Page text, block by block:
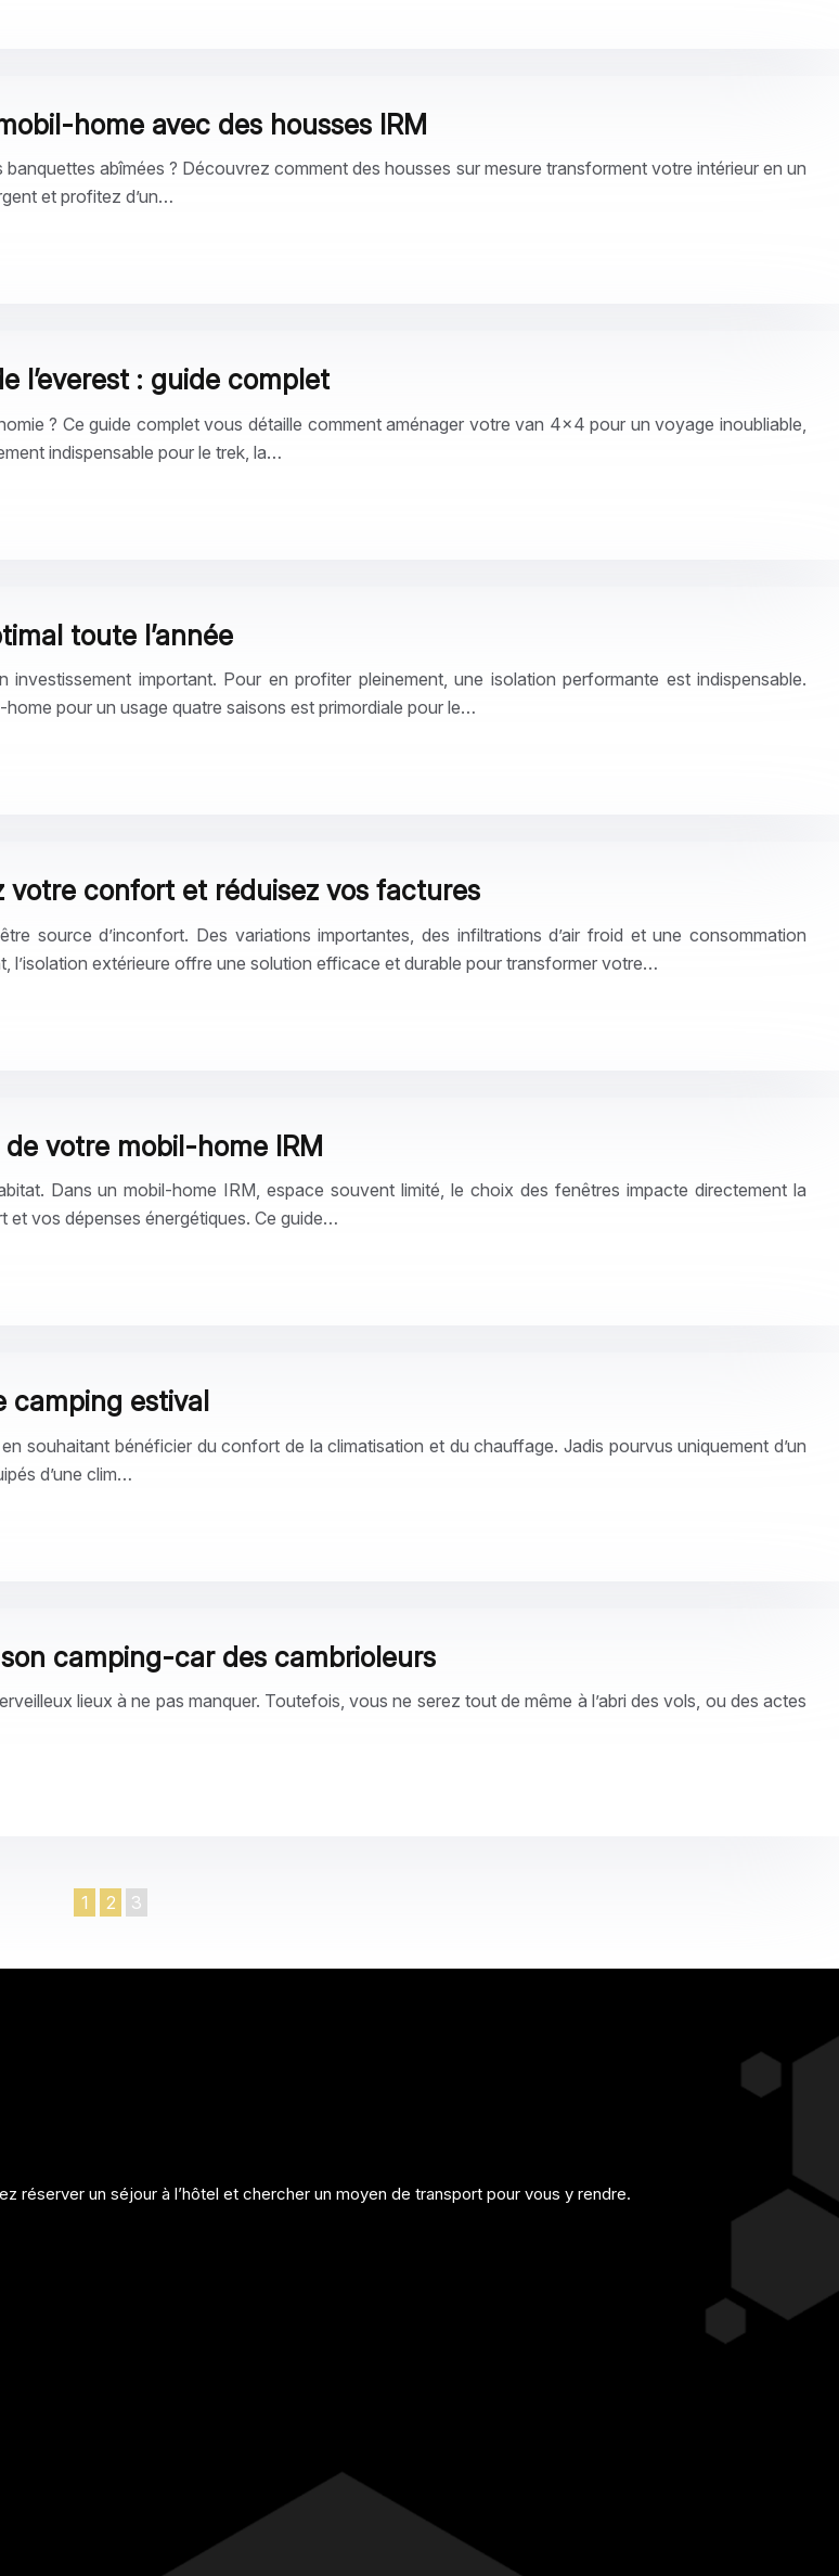
home avec des housses IRM
abîmées ? Découvrez comment des housses sur mesure transforment votre intérieur en un
et profitez d’un…
l’everest : guide complet
? Ce guide complet vous détaille comment aménager votre van 4×4 pour un voyage inoubliable,
indispensable pour le trek, la…
toute l’année
important. Pour en profiter pleinement, une isolation performante est indispensable.
home pour un usage quatre saisons est primordiale pour le…
votre confort et réduisez vos factures
source d’inconfort. Des variations importantes, des infiltrations d’air froid et une consommation
l’isolation extérieure offre une solution efficace et durable pour transformer votre…
votre mobil-home IRM
Dans un mobil-home IRM, espace souvent limité, le choix des fenêtres impacte directement la
et vos dépenses énergétiques. Ce guide…
camping estival
souhaitant bénéficier du confort de la climatisation et du chauffage. Jadis pourvus uniquement d’un
d’une clim…
camping-car des cambrioleurs
lieux à ne pas manquer. Toutefois, vous ne serez tout de même à l’abri des vols, ou des actes
1 2 3
un séjour à l’hôtel et chercher un moyen de transport pour vous y rendre.